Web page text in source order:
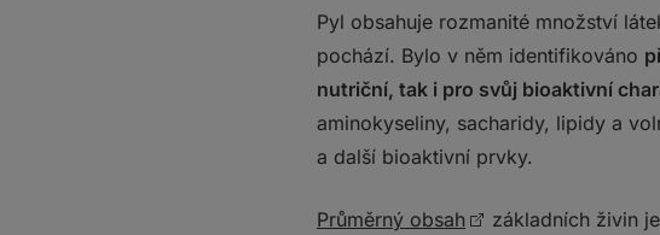
Pyl obsahuje rozmanité množství
pochází. Bylo v něm identifikováno
nutriční, tak i pro svůj bioaktivní
aminokyseliny, sacharidy, lipidy a
a další bioaktivní prvky.
Průměrný obsah základních živin